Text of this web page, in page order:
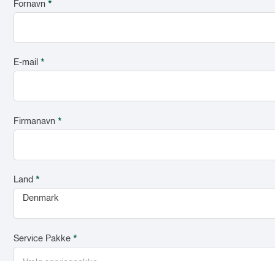
Fornavn *
E-mail *
Firmanavn *
Land *
Denmark
Service Pakke *